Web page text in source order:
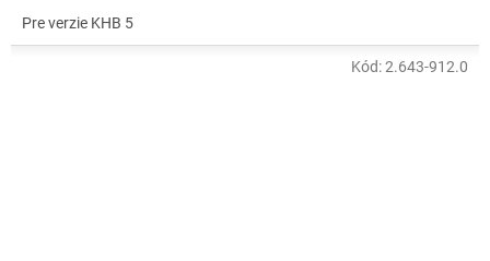
Pre verzie KHB 5
Kód:2.643-912.0